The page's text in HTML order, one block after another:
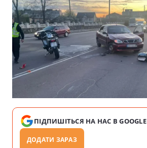
ПІДПИШІТЬСЯ НА НАС В GOOGLE
ДОДАТИ ЗАРАЗ